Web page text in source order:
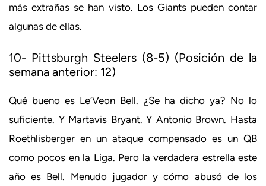
más extrañas se han visto. Los Giants pueden contar
algunas de ellas.
10- Pittsburgh Steelers (8-5) (Posición de la
semana anterior: 12)
Qué bueno es Le’Veon Bell. ¿Se ha dicho ya? No lo
suficiente. Y Martavis Bryant. Y Antonio Brown. Hasta
Roethlisberger en un ataque compensado es un QB
como pocos en la Liga. Pero la verdadera estrella este
año es Bell. Menudo jugador y cómo abusó de los